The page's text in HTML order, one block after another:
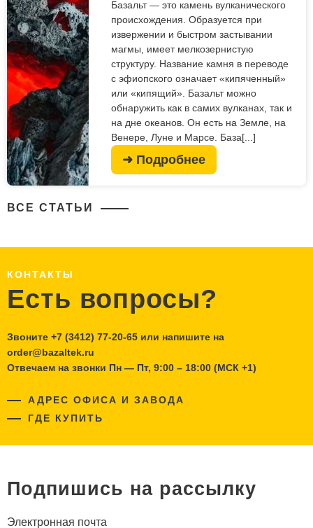
Базальт — это камень вулканического
происхождения. Образуется при
извержении и быстром застывании
магмы, имеет мелкозернистую
структуру. Название камня в переводе
с эфиопского означает «кипяченный»
или «кипящий». Базальт можно
обнаружить как в самих вулканах, так и
на дне океанов. Он есть на Земле, на
Венере, Луне и Марсе. База[...]
➜ Подробнее
ВСЕ СТАТЬИ
КОНТАКТЫ
Есть вопросы?
Звоните +7 (3412) 77-20-65 или напишите на
order@bazaltek.ru
Отвечаем на звонки Пн — Пт, 9:00 – 18:00 (МСК +1)
АДРЕС ОФИСА И ЗАВОДА
ГДЕ КУПИТЬ
Подпишись на рассылку
Электронная почта